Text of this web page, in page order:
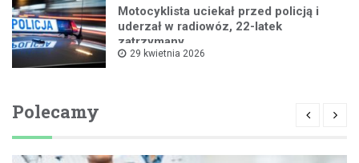
Motocyklista uciekał przed policją i
uderzał w radiowóz, 22-latek
zatrzymany
29 kwietnia 2026
Polecamy